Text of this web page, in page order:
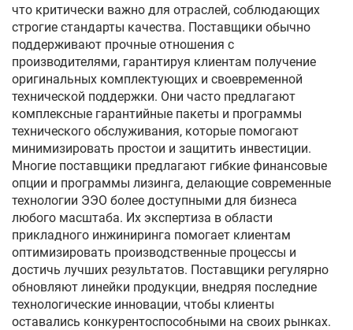
что критически важно для отраслей, соблюдающих
строгие стандарты качества. Поставщики обычно
поддерживают прочные отношения с
производителями, гарантируя клиентам получение
оригинальных комплектующих и своевременной
технической поддержки. Они часто предлагают
комплексные гарантийные пакеты и программы
технического обслуживания, которые помогают
минимизировать простои и защитить инвестиции.
Многие поставщики предлагают гибкие финансовые
опции и программы лизинга, делающие современные
технологии ЭЭО более доступными для бизнеса
любого масштаба. Их экспертиза в области
прикладного инжиниринга помогает клиентам
оптимизировать производственные процессы и
достичь лучших результатов. Поставщики регулярно
обновляют линейки продукции, внедряя последние
технологические инновации, чтобы клиенты
оставались конкурентоспособными на своих рынках.